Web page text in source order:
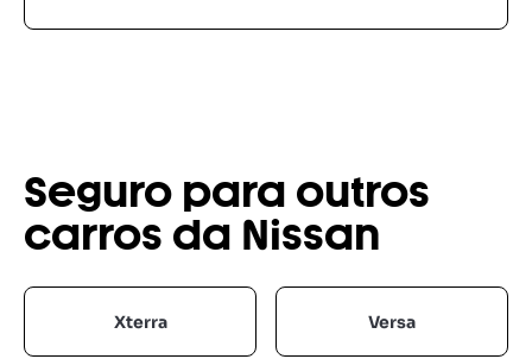
Seguro para outros
carros da Nissan
Xterra Versa